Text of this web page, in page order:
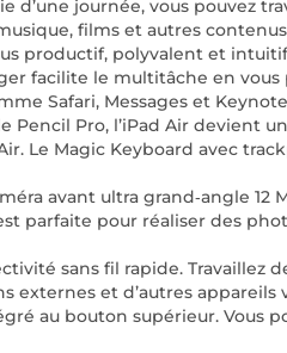
journée, vous pouvez
films et autres
productif, polyvalent et
facilite le multitâche en
Safari, Messages et
Pencil Pro, l’iPad Air
Le Magic Keyboard avec
avant ultra grand‑angle
parfaite pour réaliser des
sans fil rapide.
et d’autres appareils
au bouton supérieur.